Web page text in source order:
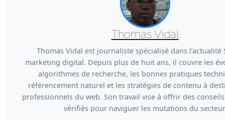
Thomas Vidal
Thomas Vidal est journaliste spécialisé dans l’actualité
marketing digital. Depuis plus de huit ans, il couvre les
algorithmes de recherche, les bonnes pratiques
référencement naturel et les stratégies de contenu à
professionnels du web. Son travail vise à offrir des
vérifiés pour naviguer les mutations du